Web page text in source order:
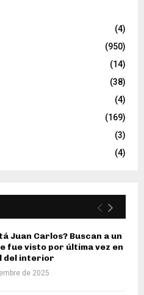
(4)
(950)
(14)
(38)
(4)
(169)
(3)
(4)
Juan Carlos? Buscan a un
fue visto por última vez en
del interior
de 2025